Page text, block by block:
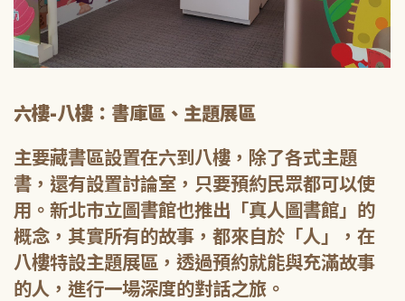
六樓-八樓：書庫區、主題展區
主要藏書區設置在六到八樓，除了各式主題
書，還有設置討論室，只要預約民眾都可以使
用。新北市立圖書館也推出「真人圖書館」的
概念，其實所有的故事，都來自於「人」，在
八樓特設主題展區，透過預約就能與充滿故事
的人，進行一場深度的對話之旅。